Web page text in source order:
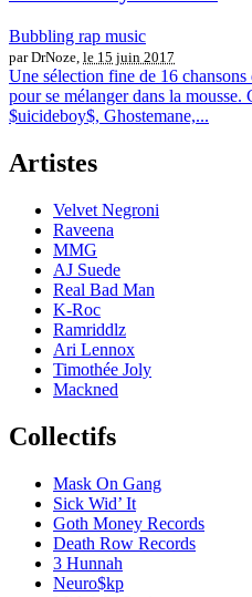
Bubbling rap music
par DrNoze, le 15 juin 2017
Une sélection fine de 16 chansons
pour se mélanger dans la
$uicideboy$, Ghostemane,...
Artistes
Velvet Negroni
Raveena
MMG
AJ Suede
Real Bad Man
K-Roc
Ramriddlz
Ari Lennox
Timothée Joly
Mackned
Collectifs
Mask On Gang
Sick Wid’ It
Goth Money Records
Death Row Records
3 Hunnah
Neuro$kp